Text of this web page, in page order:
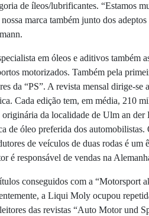
de íleos/lubrificantes. “Estamos
marca também junto dos
em óleos e aditivos também
motorizados. Também pela
da “PS”. A revista mensal dirige-se
Cada edição tem, em média, 210
originária da localidade de Ulm an
de óleo preferida dos
de veículos de duas rodas é
é responsável de vendas na
conseguidos com a “Motorsport
a Liqui Moly ocupou
das revistas “Auto Motor und